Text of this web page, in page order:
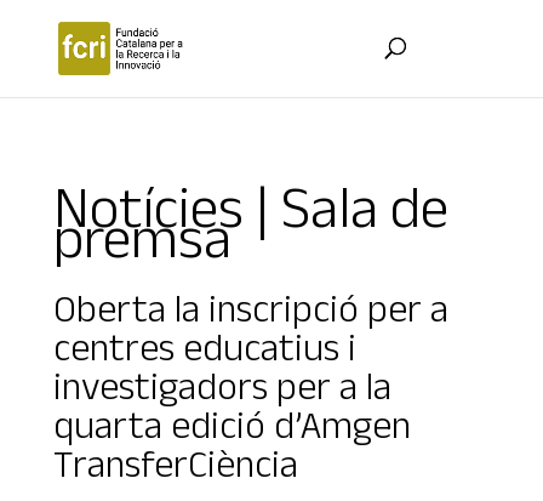
Notícies | Sala de
premsa
Oberta la inscripció per a
centres educatius i
investigadors per a la
quarta edició d’Amgen
TransferCiència